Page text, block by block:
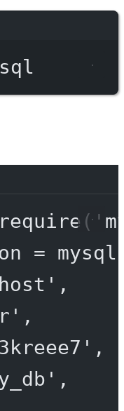
require (
=
,
,
,
,